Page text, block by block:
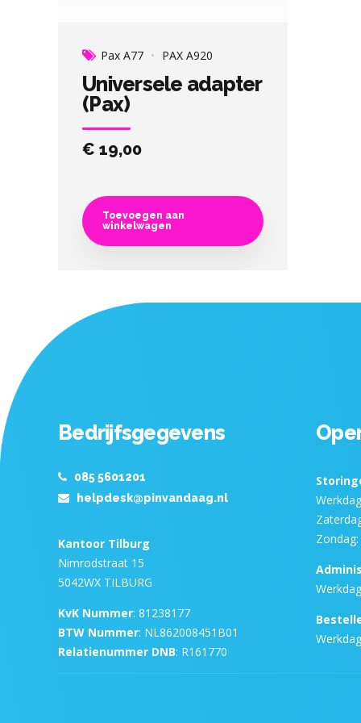
Pax A77 PAX A920
Universele adapter
(Pax)
€ 19,00
Toevoegen aan
winkelwagen
Bedrijfsgegevens
085 5601201
helpdesk@pinvandaag.nl
Kantoor Tilburg
Nimrodstraat 15
5042WX TILBURG
KvK Nummer: 81238177
BTW Nummer: NL862008451B01
Relatienummer DNB: R161770